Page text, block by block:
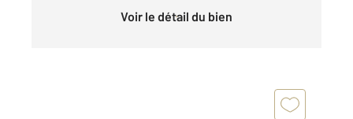
Voir le détail du bien